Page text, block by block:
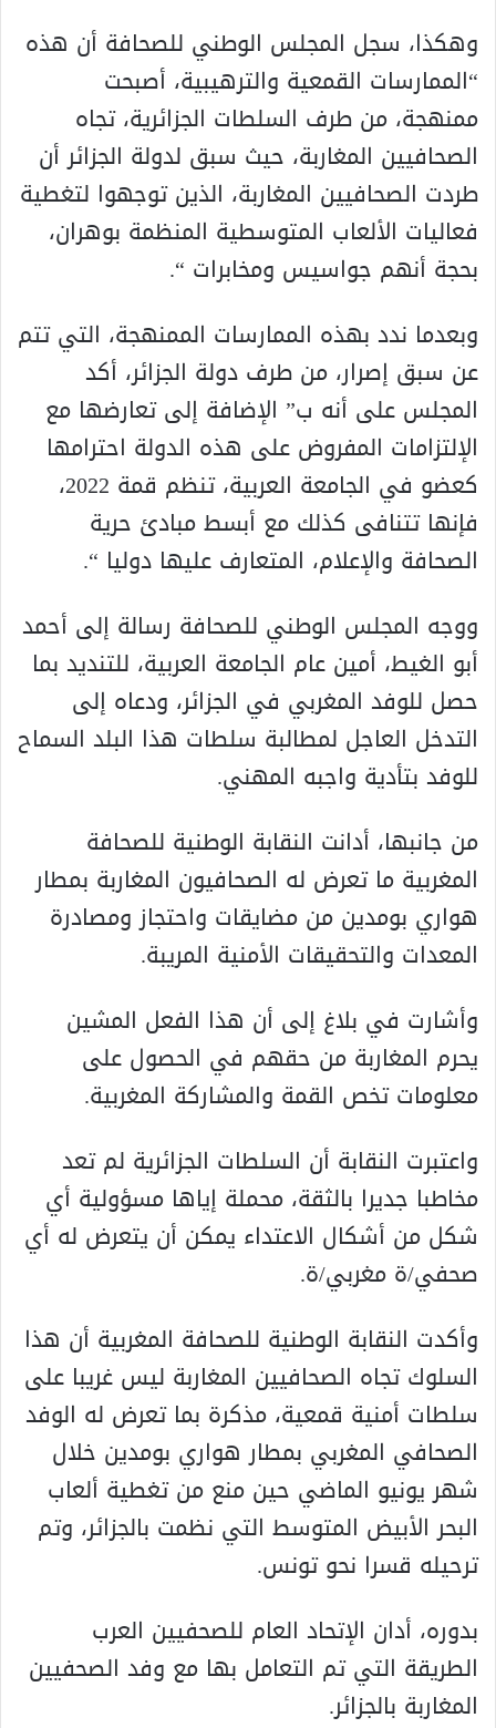
وهكذا، سجل المجلس الوطني للصحافة أن هذه
“الممارسات القمعية والترهيبية، أصبحت
ممنهجة، من طرف السلطات الجزائرية، تجاه
الصحافيين المغاربة، حيث سبق لدولة الجزائر أن
طردت الصحافيين المغاربة، الذين توجهوا لتغطية
فعاليات الألعاب المتوسطية المنظمة بوهران،
بحجة أنهم جواسيس ومخابرات “.
وبعدما ندد بهذه الممارسات الممنهجة، التي تتم
عن سبق إصرار، من طرف دولة الجزائر، أكد
المجلس على أنه ب” الإضافة إلى تعارضها مع
الإلتزامات المفروض على هذه الدولة احترامها
كعضو في الجامعة العربية، تنظم قمة 2022،
فإنها تتنافى كذلك مع أبسط مبادئ حرية
الصحافة والإعلام، المتعارف عليها دوليا “.
ووجه المجلس الوطني للصحافة رسالة إلى أحمد
أبو الغيط، أمين عام الجامعة العربية، للتنديد بما
حصل للوفد المغربي في الجزائر، ودعاه إلى
التدخل العاجل لمطالبة سلطات هذا البلد السماح
للوفد بتأدية واجبه المهني.
من جانبها، أدانت النقابة الوطنية للصحافة
المغربية ما تعرض له الصحافيون المغاربة بمطار
هواري بومدين من مضايقات واحتجاز ومصادرة
المعدات والتحقيقات الأمنية المريبة.
وأشارت في بلاغ إلى أن هذا الفعل المشين
يحرم المغاربة من حقهم في الحصول على
معلومات تخص القمة والمشاركة المغربية.
واعتبرت النقابة أن السلطات الجزائرية لم تعد
مخاطبا جديرا بالثقة، محملة إياها مسؤولية أي
شكل من أشكال الاعتداء يمكن أن يتعرض له أي
صحفي/ة مغربي/ة.
وأكدت النقابة الوطنية للصحافة المغربية أن هذا
السلوك تجاه الصحافيين المغاربة ليس غريبا على
سلطات أمنية قمعية، مذكرة بما تعرض له الوفد
الصحافي المغربي بمطار هواري بومدين خلال
شهر يونيو الماضي حين منع من تغطية ألعاب
البحر الأبيض المتوسط التي نظمت بالجزائر، وتم
ترحيله قسرا نحو تونس.
بدوره، أدان الإتحاد العام للصحفيين العرب
الطريقة التي تم التعامل بها مع وفد الصحفيين
المغاربة بالجزائر.